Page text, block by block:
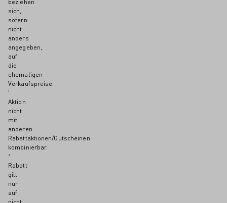
beziehen
sich,
sofern
nicht
anders
angegeben,
auf
die
ehemaligen
Verkaufspreise.
¹
Aktion
nicht
mit
anderen
Rabattaktionen/Gutscheinen
kombinierbar.
²
Rabatt
gilt
nur
auf